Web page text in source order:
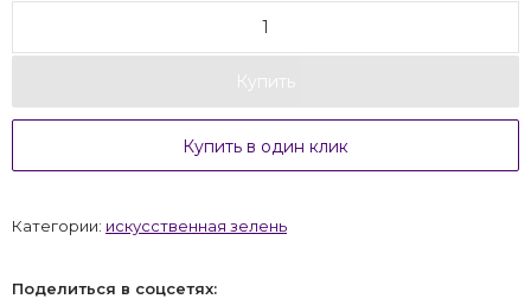
Купить
Купить в один клик
Категории: искусственная зелень
Поделиться в соцсетях: